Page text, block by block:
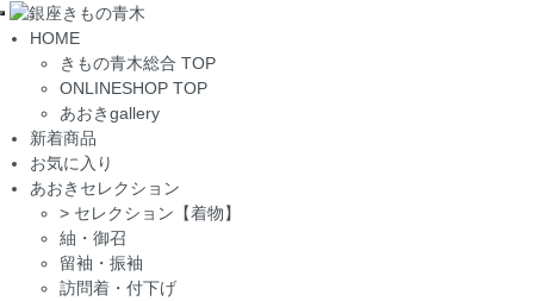
Toggle
navigation
HOME
きもの青木総合 TOP
ONLINESHOP TOP
あおきgallery
新着商品
お気に入り
あおきセレクション
> セレクション【着物】
紬・御召
留袖・振袖
訪問着・付下げ